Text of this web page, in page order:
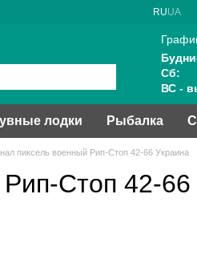
RUUA
Сб:
ВС -
лодки Рыбалка
пиксель военный Рип-Стоп 42-66 Украина
Стоп 42-66